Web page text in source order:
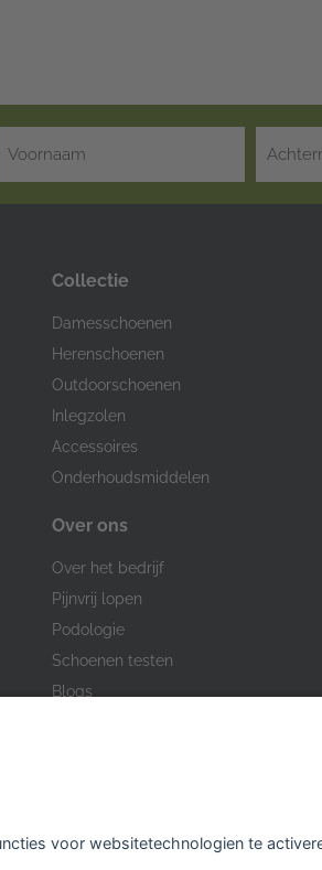
Collectie
Damesschoenen
Herenschoenen
Outdoorschoenen
Inlegzolen
Accessoires
Onderhoudsmiddelen
Over ons
Over het bedrijf
Pijnvrij lopen
Podologie
Schoenen testen
Blogs